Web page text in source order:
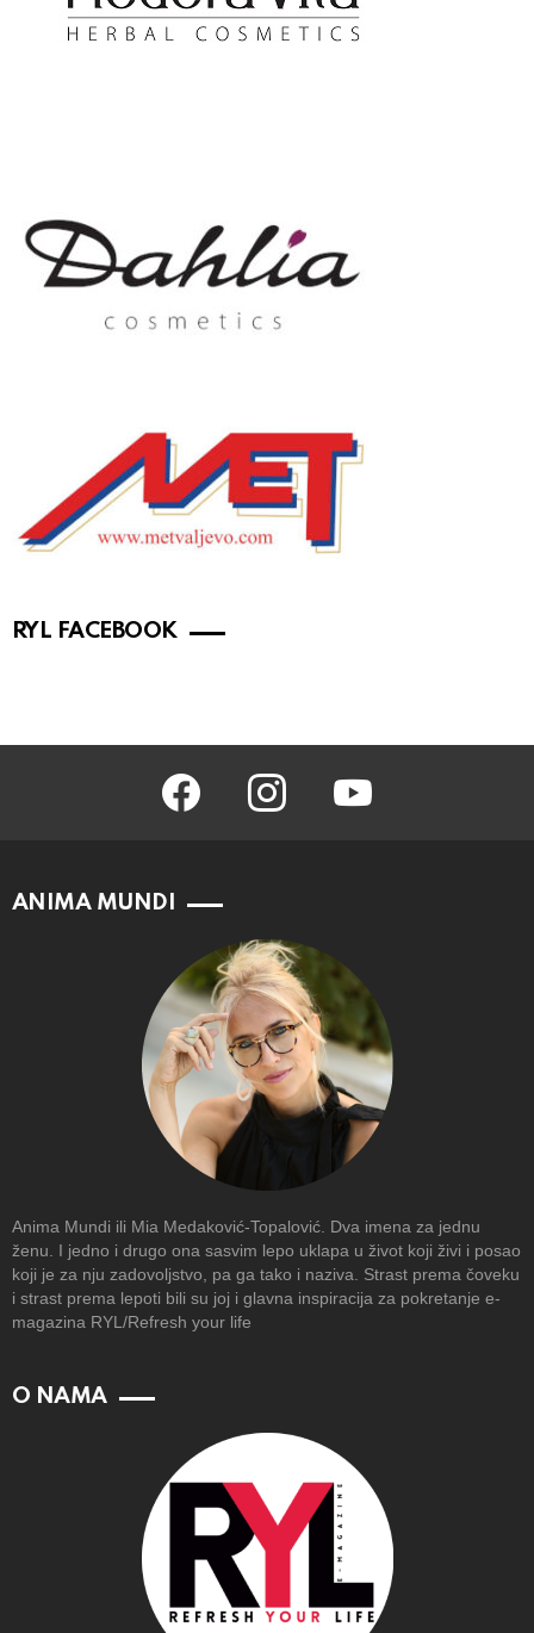
RYL FACEBOOK
facebook instagram youtube
ANIMA MUNDI
Anima Mundi ili Mia Medaković-Topalović. Dva imena za jednu
ženu. I jedno i drugo ona sasvim lepo uklapa u život koji živi i posao
koji je za nju zadovoljstvo, pa ga tako i naziva. Strast prema čoveku
i strast prema lepoti bili su joj i glavna inspiracija za pokretanje e-
magazina RYL/Refresh your life
O NAMA